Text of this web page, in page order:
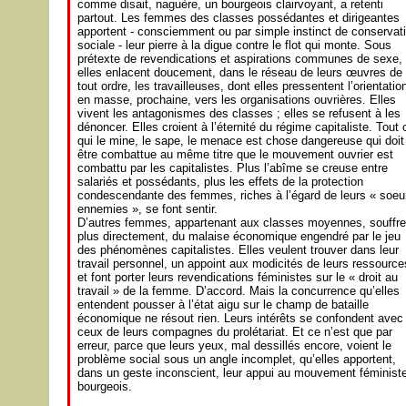
comme disait, naguère, un bourgeois clairvoyant, a retenti
partout. Les femmes des classes possédantes et dirigeantes
apportent - consciemment ou par simple instinct de
sociale - leur pierre à la digue contre le flot qui monte. Sous
prétexte de revendications et aspirations communes de sexe,
elles enlacent doucement, dans le réseau de leurs œuvres de
tout ordre, les travailleuses, dont elles pressentent
en masse, prochaine, vers les organisations ouvrières. Elles
vivent les antagonismes des classes ; elles se refusent à les
dénoncer. Elles croient à l’éternité du régime capitaliste. Tout
qui le mine, le sape, le menace est chose dangereuse qui doit
être combattue au même titre que le mouvement ouvrier est
combattu par les capitalistes. Plus l’abîme se creuse entre
salariés et possédants, plus les effets de la protection
condescendante des femmes, riches à l’égard de leurs «
ennemies », se font sentir.
D’autres femmes, appartenant aux classes moyennes,
plus directement, du malaise économique engendré par le jeu
des phénomènes capitalistes. Elles veulent trouver dans leur
travail personnel, un appoint aux modicités de leurs
et font porter leurs revendications féministes sur le « droit au
travail » de la femme. D’accord. Mais la concurrence qu’elles
entendent pousser à l’état aigu sur le champ de bataille
économique ne résout rien. Leurs intérêts se confondent avec
ceux de leurs compagnes du prolétariat. Et ce n’est que par
erreur, parce que leurs yeux, mal dessillés encore, voient le
problème social sous un angle incomplet, qu’elles apportent,
dans un geste inconscient, leur appui au mouvement
bourgeois.